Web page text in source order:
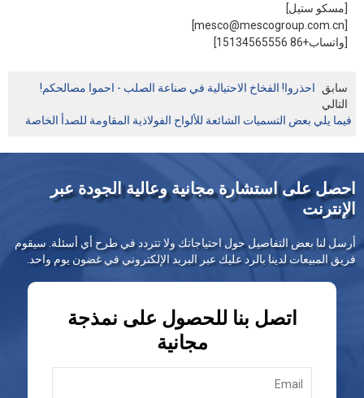
[مسكو ستيل]
[واتساب+86 15134565556]
سابق
احذروا! الفخاخ الاحتيالية في صناعة الصلب - احموا مصالحكم!
التالي
فيما يلي بعض التسميات الشائعة للألواح الفولاذية المقاومة للصدأ الخاصة
احصل على استشارة مجانية وعالية الجودة عبر
الإنترنت
أرسل لنا بعض التفاصيل حول احتياجاتك ولا تتردد في طرح أي أسئلة. سيقوم
فريق المبيعات لدينا بالرد عليك عبر البريد الإلكتروني في غضون يوم واحد.
اتصل بنا للحصول على نمذجة
مجانية